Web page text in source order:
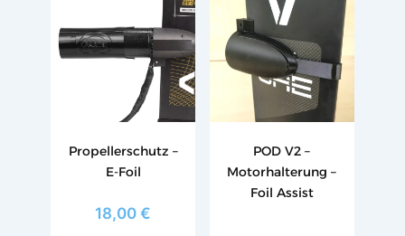
Propellerschutz –
E-Foil
18,00€
POD V2 –
Motorhalterung –
Foil Assist
Produkt
weist
mehrere
Varianten
können